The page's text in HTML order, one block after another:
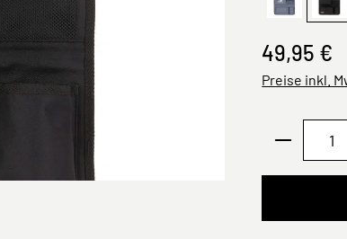
Kinder
49,95 €
Preise inkl.